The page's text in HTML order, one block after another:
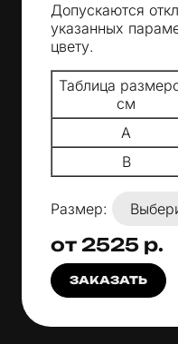
Допускаются
указанных
цвету.
Таблица
см
A
B
Размер:
от 2525 р.
ЗАКАЗАТЬ